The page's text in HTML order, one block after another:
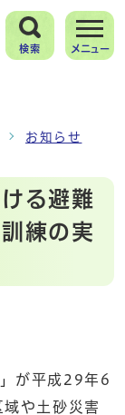
検索 メニュー
お知らせ
る避難
練の実
が平成29年6
や土砂災害